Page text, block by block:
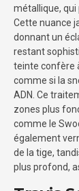
métallique, qui
Cette nuance
donnant un
restant
teinte confère
comme si la
ADN. Ce
zones plus
comme le
également
de la tige,
plus profond,